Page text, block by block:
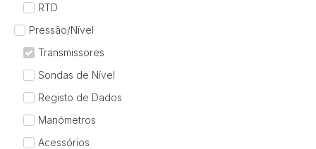
RTD
Pressão/Nível
Transmissores
Sondas de Nível
Registo de Dados
Manómetros
Acessórios